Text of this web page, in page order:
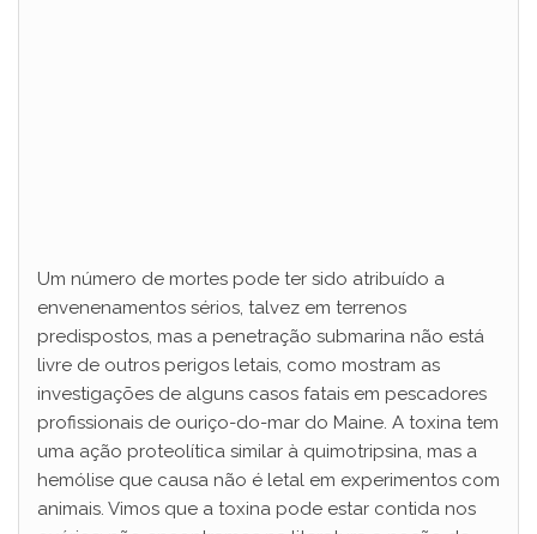
Um número de mortes pode ter sido atribuído a
envenenamentos sérios, talvez em terrenos
predispostos, mas a penetração submarina não está
livre de outros perigos letais, como mostram as
investigações de alguns casos fatais em pescadores
profissionais de ouriço-do-mar do Maine. A toxina tem
uma ação proteolítica similar à quimotripsina, mas a
hemólise que causa não é letal em experimentos com
animais. Vimos que a toxina pode estar contida nos